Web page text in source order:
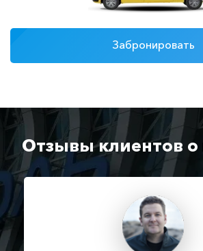
Забронировать
Отзывы клиентов о